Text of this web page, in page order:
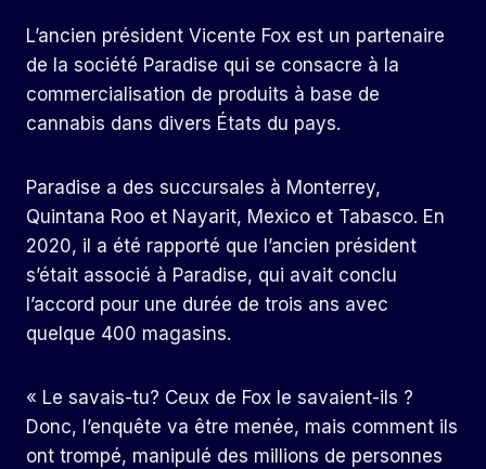
L’ancien président Vicente Fox est un partenaire
de la société Paradise qui se consacre à la
commercialisation de produits à base de
cannabis dans divers États du pays.
Paradise a des succursales à Monterrey,
Quintana Roo et Nayarit, Mexico et Tabasco. En
2020, il a été rapporté que l’ancien président
s’était associé à Paradise, qui avait conclu
l’accord pour une durée de trois ans avec
quelque 400 magasins.
« Le savais-tu? Ceux de Fox le savaient-ils ?
Donc, l’enquête va être menée, mais comment ils
ont trompé, manipulé des millions de personnes